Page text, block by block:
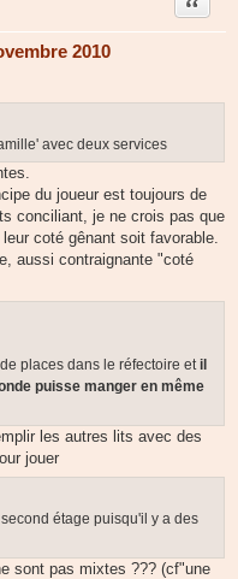
2010
avec deux services
du joueur est toujours de
conciliant, je ne crois pas que
coté gênant soit favorable.
aussi contraignante "coté
places dans le réfectoire et il
puisse manger en même
les autres lits avec des
jouer
étage puisqu'il y a des
sont pas mixtes ??? (cf"une